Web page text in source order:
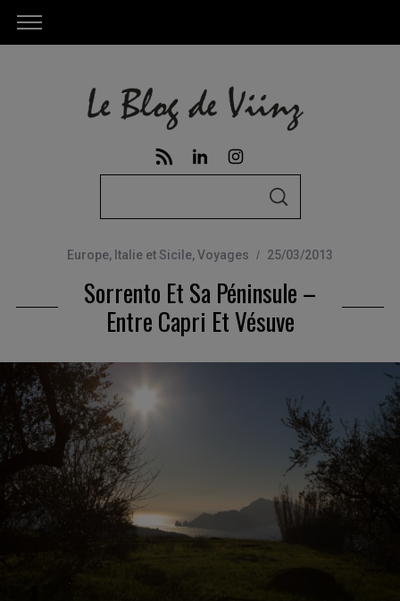
r
c
o
r
:
S
C
H
Europe, Italie et Sicile,Voyages 25/03/2013
Sorrento Et Sa Péninsule –
Entre Capri Et Vésuve